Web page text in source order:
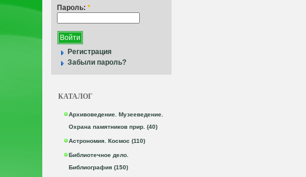
Пароль: *
Регистрация
Забыли пароль?
КАТАЛОГ
Архивоведение. Музееведение.
Охрана памятников прир. (40)
Астрономия. Космос (110)
Библиотечное дело.
Библиография (150)